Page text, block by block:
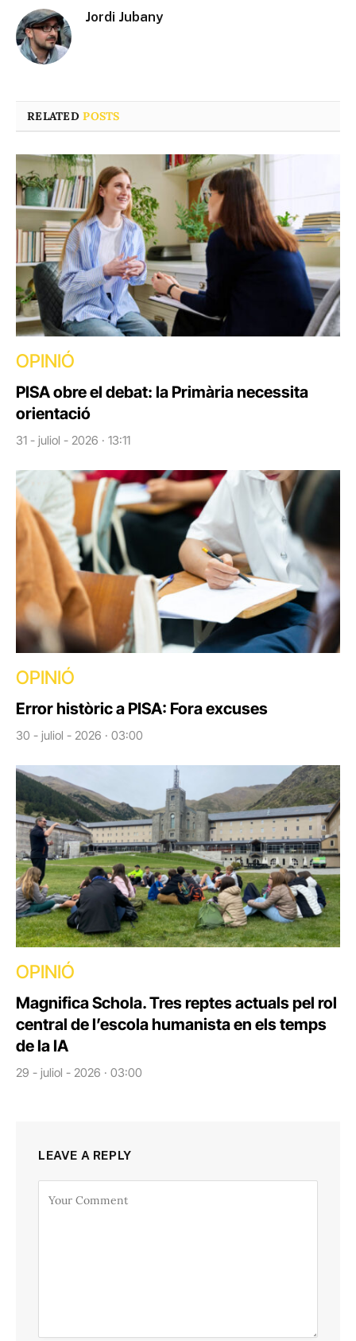
Jordi Jubany
RELATEDPOSTS
OPINIÓ
PISA obre el debat: la Primària necessita
orientació
31 - juliol - 2026 · 13:11
OPINIÓ
Error històric a PISA: Fora excuses
30 - juliol - 2026 · 03:00
OPINIÓ
Magnifica Schola. Tres reptes actuals pel rol
central de l’escola humanista en els temps
de la IA
29 - juliol - 2026 · 03:00
LEAVE A REPLY